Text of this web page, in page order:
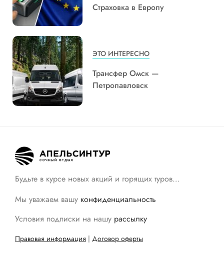
Страховка в Европу
ЭТО ИНТЕРЕСНО
Трансфер Омск —
Петропавловск
Будьте в курсе новых акций и горящих туров…
Мы уважаем вашу конфиденциальность
Условия подписки на нашу рассылку
Правовая информация | Договор оферты